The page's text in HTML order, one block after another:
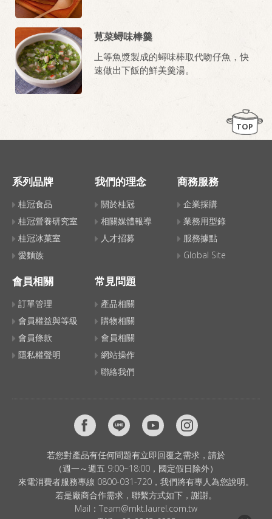
莧菜蟳味棒羹
上等魚漿製成的蟳味棒取代吻仔魚，快
速做出下飯的鮮美羹湯。
TOP
系列品牌
桂冠食品
桂冠營養研究室
桂冠冰菓室
愛麵族
我們的理念
關於桂冠
相關媒體報導
人才招募
商務服務
企業採購
業務用型錄
服務據點
Global Site
會員相關
訂單管理
會員權益與等級
會員條款
隱私權聲明
常見問題
產品相關
購物相關
會員相關
網站操作
聯絡我們
若您對產品有任何問題有立即回覆之需求，請於
（週一～週五 9:00~18:00，國定假日除外）
來電消費者服務專線 0800-031-720，我們將有專人為您說明。
若是廠商合作需求，聯繫方式如下，謝謝。
Mail： Team@mkt.laurel.com.tw